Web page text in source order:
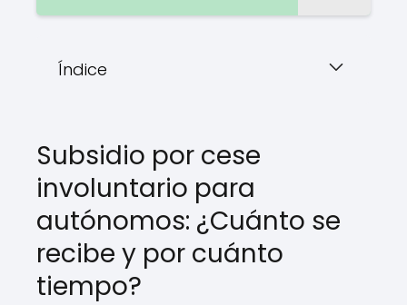
Índice
Subsidio por cese
involuntario para
autónomos: ¿Cuánto se
recibe y por cuánto
tiempo?